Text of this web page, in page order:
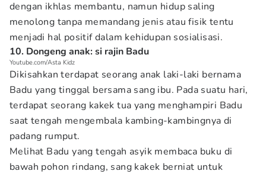
dengan ikhlas membantu, namun hidup saling
menolong tanpa memandang jenis atau fisik tentu
menjadi hal positif dalam kehidupan sosialisasi.
10. Dongeng anak: si rajin Badu
Youtube.com/Asta Kidz
Dikisahkan terdapat seorang anak laki-laki bernama
Badu yang tinggal bersama sang ibu. Pada suatu hari,
terdapat seorang kakek tua yang menghampiri Badu
saat tengah mengembala kambing-kambingnya di
padang rumput.
Melihat Badu yang tengah asyik membaca buku di
bawah pohon rindang, sang kakek berniat untuk